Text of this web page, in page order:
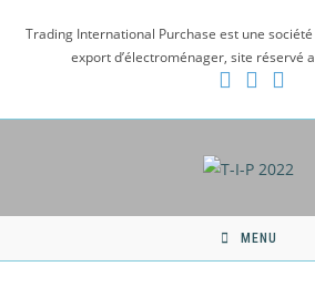
Trading International Purchase est une
export d’électroménager, site réservé
MENU